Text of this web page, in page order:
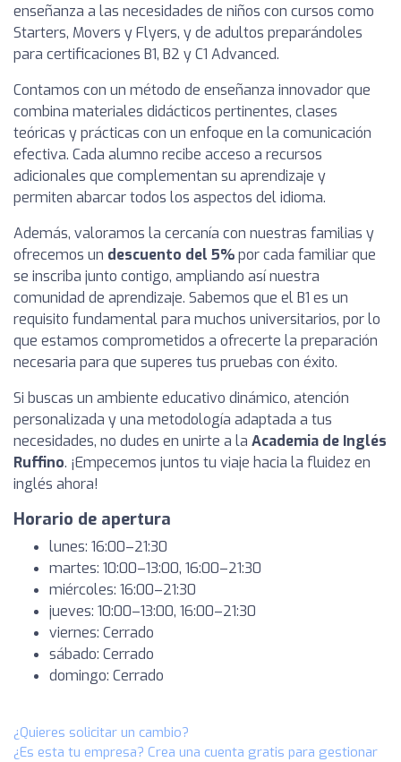
enseñanza a las necesidades de niños con cursos como
Starters, Movers y Flyers, y de adultos preparándoles
para certificaciones B1, B2 y C1 Advanced.
Contamos con un método de enseñanza innovador que
combina materiales didácticos pertinentes, clases
teóricas y prácticas con un enfoque en la comunicación
efectiva. Cada alumno recibe acceso a recursos
adicionales que complementan su aprendizaje y
permiten abarcar todos los aspectos del idioma.
Además, valoramos la cercanía con nuestras familias y
ofrecemos un descuento del 5%por cada familiar que
se inscriba junto contigo, ampliando así nuestra
comunidad de aprendizaje. Sabemos que el B1 es un
requisito fundamental para muchos universitarios, por lo
que estamos comprometidos a ofrecerte la preparación
necesaria para que superes tus pruebas con éxito.
Si buscas un ambiente educativo dinámico, atención
personalizada y una metodología adaptada a tus
necesidades, no dudes en unirte a la Academia de Inglés
Ruffino. ¡Empecemos juntos tu viaje hacia la fluidez en
inglés ahora!
Horario de apertura
lunes: 16:00–21:30
martes: 10:00–13:00, 16:00–21:30
miércoles: 16:00–21:30
jueves: 10:00–13:00, 16:00–21:30
viernes: Cerrado
sábado: Cerrado
domingo: Cerrado
¿Quieres solicitar un cambio?
¿Es esta tu empresa? Crea una cuenta gratis para gestionar